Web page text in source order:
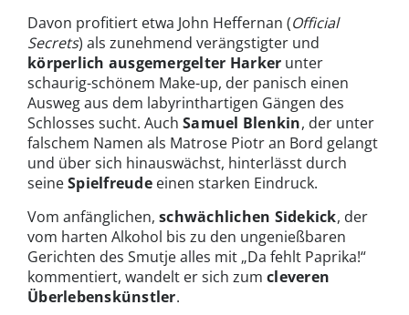
Davon profitiert etwa John Heffernan (Official
Secrets) als zunehmend verängstigter und
körperlich ausgemergelter Harker unter
schaurig-schönem Make-up, der panisch einen
Ausweg aus dem labyrinthartigen Gängen des
Schlosses sucht. Auch Samuel Blenkin, der unter
falschem Namen als Matrose Piotr an Bord gelangt
und über sich hinauswächst, hinterlässt durch
seineSpielfreudeeinen starken Eindruck.
Vom anfänglichen, schwächlichen Sidekick, der
vom harten Alkohol bis zu den ungenießbaren
Gerichten des Smutje alles mit „Da fehlt Paprika!“
kommentiert, wandelt er sich zum cleveren
Überlebenskünstler.